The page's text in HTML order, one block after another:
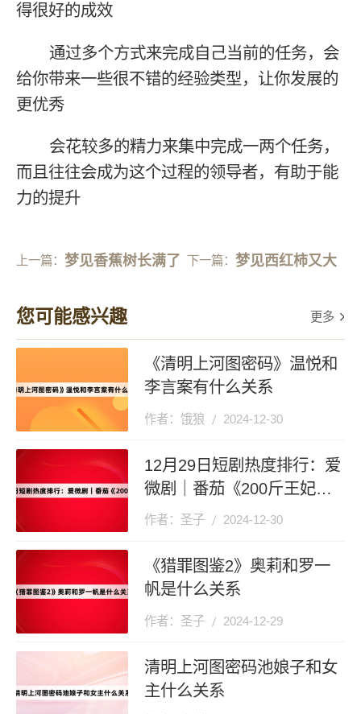
得很好的成效
通过多个方式来完成自己当前的任务，会
给你带来一些很不错的经验类型，让你发展的
更优秀
会花较多的精力来集中完成一两个任务，
而且往往会成为这个过程的领导者，有助于能
力的提升
上一篇：梦见香蕉树长满了 下一篇： 梦见西红柿又大
您可能感兴趣 更多
《清明上河图密码》温悦和
李言案有什么关系
作者：饿狼 2024-12-30
12月29日短剧热度排行：爱
微剧｜番茄《200斤王妃天
天想和离》登顶第一
作者：圣子 2024-12-30
《猎罪图鉴2》奥莉和罗一
帆是什么关系
作者：圣子 2024-12-29
清明上河图密码池娘子和女
主什么关系